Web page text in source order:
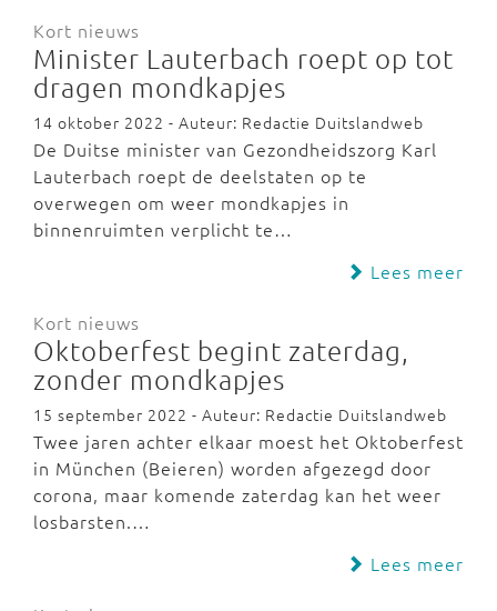
Kort nieuws
Minister Lauterbach roept op tot
dragen mondkapjes
14 oktober 2022 - Auteur: Redactie Duitslandweb
De Duitse minister van Gezondheidszorg Karl
Lauterbach roept de deelstaten op te
overwegen om weer mondkapjes in
binnenruimten verplicht te…
Lees meer
Kort nieuws
Oktoberfest begint zaterdag,
zonder mondkapjes
15 september 2022 - Auteur: Redactie Duitslandweb
Twee jaren achter elkaar moest het Oktoberfest
in München (Beieren) worden afgezegd door
corona, maar komende zaterdag kan het weer
losbarsten.…
Lees meer